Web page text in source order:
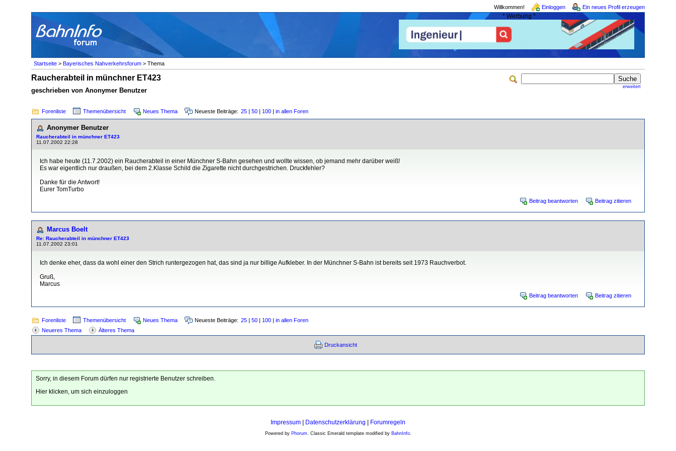
Willkommen! Einloggen Ein neues Profil erzeugen
* Werbung *
Startseite > Bayerisches Nahverkehrsforum > Thema
erweitert
Raucherabteil in münchner ET423
geschrieben von Anonymer Benutzer
Forenliste Themenübersicht Neues Thema Neueste Beiträge: 25 | 50 | 100 | in allen Foren
Anonymer Benutzer
Raucherabteil in münchner ET423
11.07.2002 22:28
Ich habe heute (11.7.2002) ein Raucherabteil in einer Münchner S-Bahn gesehen und wollte wissen, ob jemand mehr darüber weiß!
Es war eigentlich nur draußen, bei dem 2.Klasse Schild die Zigarette nicht durchgestrichen. Druckfehler?
Danke für die Antwort!
Eurer TomTurbo
Beitrag beantworten Beitrag zitieren
Marcus Boelt
Re: Raucherabteil in münchner ET423
11.07.2002 23:01
Ich denke eher, dass da wohl einer den Strich runtergezogen hat, das sind ja nur billige Aufkleber. In der Münchner S-Bahn ist bereits seit 1973 Rauchverbot.
Gruß,
Marcus
Beitrag beantworten Beitrag zitieren
Forenliste Themenübersicht Neues Thema Neueste Beiträge: 25 | 50 | 100 | in allen Foren
Neueres Thema
Älteres Thema
Druckansicht
Sorry, in diesem Forum dürfen nur registrierte Benutzer schreiben.
Hier klicken, um sich einzuloggen
Impressum | Datenschutzerklärung | Forumregeln
Powered by Phorum . Classic Emerald template modified by BahnInfo.